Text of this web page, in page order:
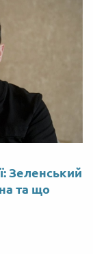
Зеленський
та що